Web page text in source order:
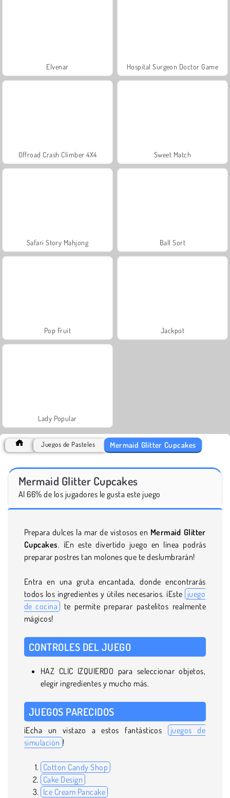
Elvenar Hospital Surgeon Doctor Game
Offroad Crash Climber 4X4 Sweet Match
Safari Story Mahjong Ball Sort
Pop Fruit Jackpot
Lady Popular
Juegos de Pasteles Mermaid Glitter Cupcakes
Mermaid Glitter Cupcakes
Al 66% de los jugadores le gusta este juego
Prepara dulces la mar de vistosos en Mermaid Glitter
Cupcakes. ¡En este divertido juego en línea podrás
preparar postres tan molones que te deslumbrarán!
Entra en una gruta encantada, donde encontrarás
todos los ingredientes y útiles necesarios. ¡Este juego
de cocina
te permite preparar pastelitos realmente
mágicos!
CONTROLES DEL JUEGO
HAZ CLIC IZQUIERDO para seleccionar objetos,
elegir ingredientes y mucho más.
JUEGOS PARECIDOS
¡Echa un vistazo a estos fantásticos
juegos de
simulación !
Cotton Candy Shop
Cake Design
Ice Cream Pancake